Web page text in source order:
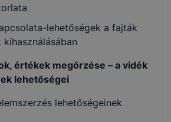
lehetőségek a fajták
értékek megőrzése – a vidék
lehetőségei
lehetőségeinek